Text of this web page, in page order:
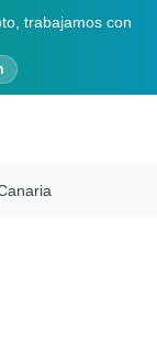
trabajamos con